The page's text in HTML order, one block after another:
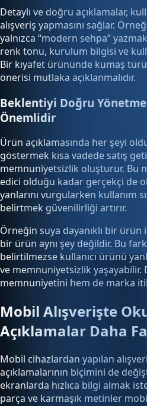
Detaylı ve doğru açıklamalar,
alışveriş yapmasını sağlar.
yalnızca “modern sehpa”
renk tonu, kurulum bilgisi ve
Bir kıyafet ürününde kumaş
önerisi mutlaka açıklanmalıdır.
Beklentiyi Doğru
Önemlidir
Ürün açıklamasında her şeyi
göstermek kısa vadede satış
memnuniyetsizlik oluşturur. Bu
edici olduğu kadar gerçekçi de
yanlarını vurgularken kullanım
belirtmek güvenilirliği artırır.
Örneğin suya dayanıklı bir
bir ürün aynı şey değildir. Bu
belirtilmezse kullanıcı ürünü
ve memnuniyetsizlik
memnuniyetini hem de marka
Mobil Alışverişte
Açıklamalar Daha
Mobil cihazlardan yapılan
açıklamalarının biçimini de
ekranlarda hızlıca bilgi almak
parça ve karmaşık metinler